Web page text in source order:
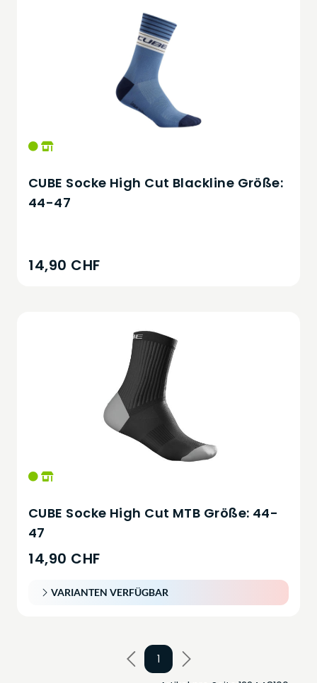
CUBE Socke High Cut Blackline Größe:
44-47
14,90 CHF
CUBE Socke High Cut MTB Größe: 44-
47
14,90 CHF
VARIANTEN VERFÜGBAR
1